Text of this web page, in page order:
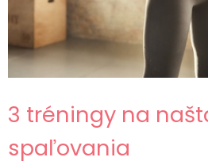
3 tréningy na
spaľovania